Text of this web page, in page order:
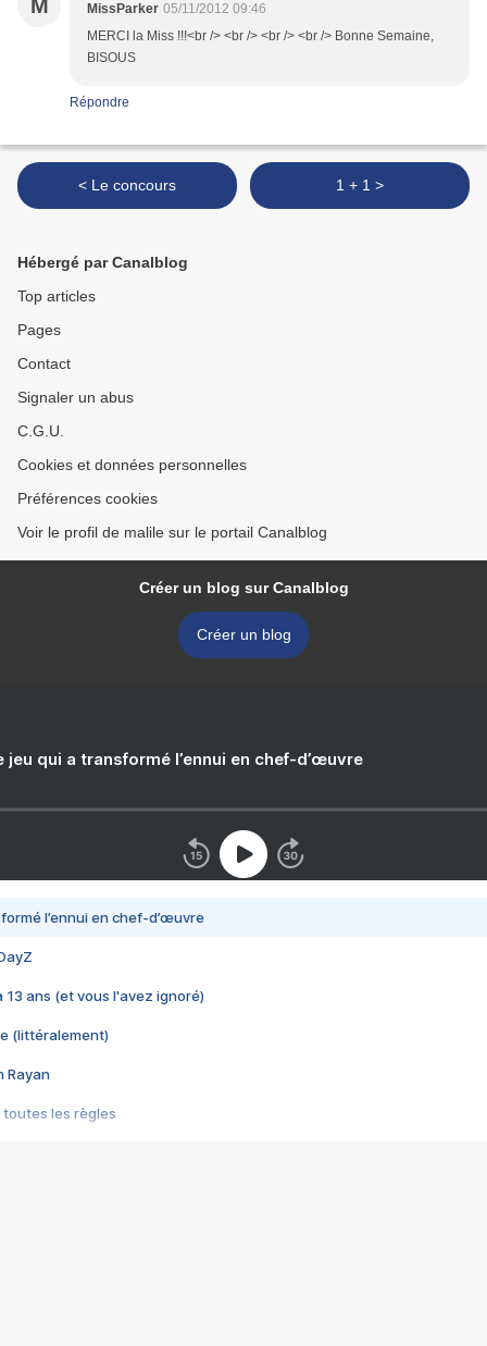
M MissParker 05/11/2012 09:46
MERCI la Miss !!!<br /> <br /> <br /> <br /> Bonne Semaine,
BISOUS
Répondre
< Le concours 1 + 1 >
Hébergé par Canalblog
Top articles
Pages
Contact
Signaler un abus
C.G.U.
Cookies et données personnelles
Préférences cookies
Voir le profil de malile sur le portail Canalblog
Créer un blog sur Canalblog
Créer un blog
jeu qui a transformé l’ennui en chef-d’œuvre
l’ennui en chef-d’œuvre
13 ans (et vous l'avez ignoré)
(littéralement)
Rayan
toutes les règles